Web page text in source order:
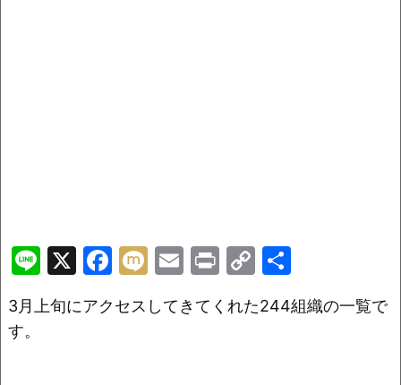
Li
n
e
X
F
c
M
i
E
ai
Pr
t
C
p
有
3月上旬にアクセスしてきてくれた244組織の一覧で
す。